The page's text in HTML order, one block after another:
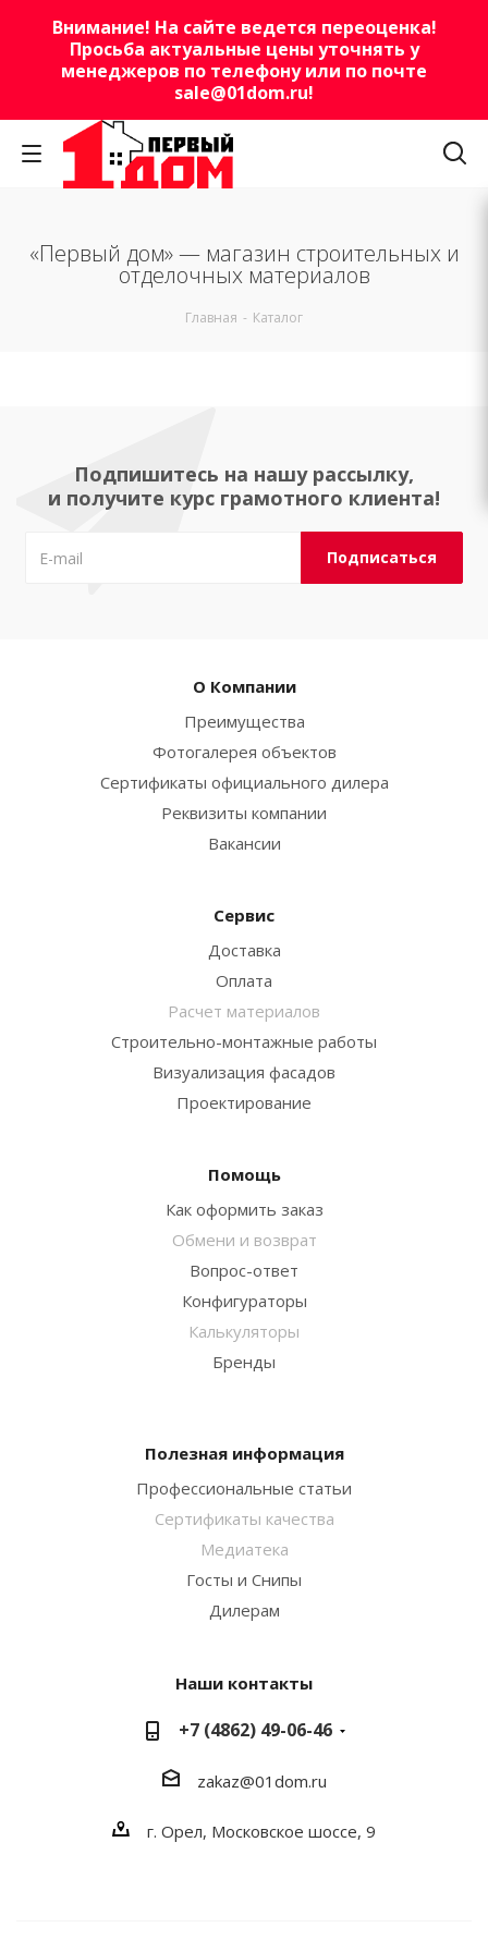
Внимание! На сайте ведется переоценка!
Просьба актуальные цены уточнять у
менеджеров по телефону или по почте
sale@01dom.ru!
«Первый дом» — магазин строительных и
отделочных материалов
Главная - Каталог
Подпишитесь на нашу рассылку,
и получите курс грамотного клиента!
О Компании
Преимущества
Фотогалерея объектов
Сертификаты официального дилера
Реквизиты компании
Вакансии
Сервис
Доставка
Оплата
Расчет материалов
Строительно-монтажные работы
Визуализация фасадов
Проектирование
Помощь
Как оформить заказ
Обмени и возврат
Вопрос-ответ
Конфигураторы
Калькуляторы
Бренды
Полезная информация
Профессиональные статьи
Сертификаты качества
Медиатека
Госты и Снипы
Дилерам
Наши контакты
+7 (4862) 49-06-46
zakaz@01dom.ru
г. Орел, Московское шоссе, 9